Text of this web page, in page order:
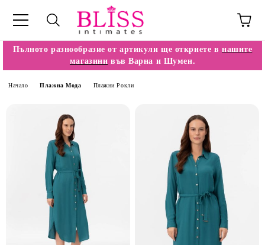
Пълното разнообразие от артикули ще откриете в нашите
магазини във Варна и Шумен.
Начало Плажна Мода Плажни Рокли